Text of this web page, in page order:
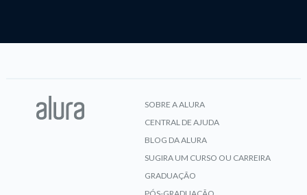
SOBRE A ALURA
CENTRAL DE AJUDA
BLOG DA ALURA
SUGIRA UM CURSO OU CARREIRA
GRADUAÇÃO